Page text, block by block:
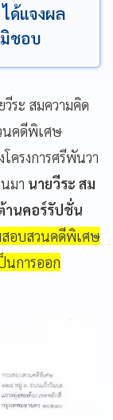
ด้แจงผล
ชอบ
ระ สมความคิด
นคดีพิเศษ
ครงการศรีพันวา
มา นายวีระ สม
านคอร์รัปชั่น
สอบสวนคดีพิเศษ
นการออก